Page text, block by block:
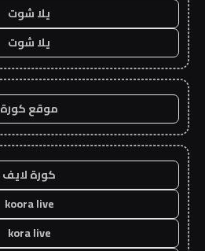
يلا شوت
يلا شوت
موقع كورة
كورة لايف
koora live
kora live